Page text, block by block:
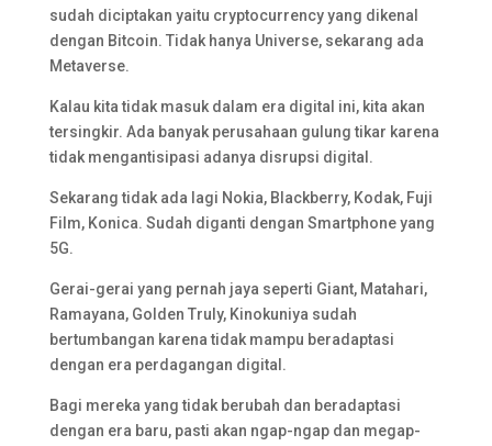
sudah diciptakan yaitu cryptocurrency yang dikenal
dengan Bitcoin. Tidak hanya Universe, sekarang ada
Metaverse.
Kalau kita tidak masuk dalam era digital ini, kita akan
tersingkir. Ada banyak perusahaan gulung tikar karena
tidak mengantisipasi adanya disrupsi digital.
Sekarang tidak ada lagi Nokia, Blackberry, Kodak, Fuji
Film, Konica. Sudah diganti dengan Smartphone yang
5G.
Gerai-gerai yang pernah jaya seperti Giant, Matahari,
Ramayana, Golden Truly, Kinokuniya sudah
bertumbangan karena tidak mampu beradaptasi
dengan era perdagangan digital.
Bagi mereka yang tidak berubah dan beradaptasi
dengan era baru, pasti akan ngap-ngap dan megap-